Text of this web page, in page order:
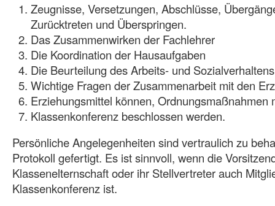
Zeugnisse, Versetzungen, Abschlüsse,
Zurücktreten und Überspringen.
Das Zusammenwirken der Fachlehrer
Die Koordination der Hausaufgaben
Die Beurteilung des Arbeits- und
Wichtige Fragen der Zusammenarbeit mit den
Erziehungsmittel können, Ordnungsmaßnahmen
Klassenkonferenz beschlossen werden.
Persönliche Angelegenheiten sind vertraulich zu
Protokoll gefertigt. Es ist sinnvoll, wenn die
Klassenelternschaft oder ihr Stellvertreter auch
Klassenkonferenz ist.